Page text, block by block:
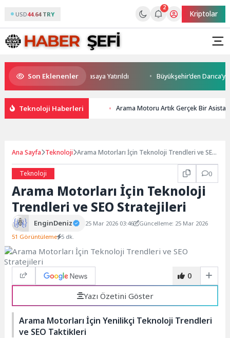
USD44.64 TRY
2
Kriptolar
Son Eklenenler
ve Yatırım Potansiyeli Masaya Yatırıldı Büyükşehir’den Darıca’ya
Teknoloji Haberleri Arama Motoru Artık Gerçek Bir
Ana Sayfa Teknoloji Arama Motorları İçin Teknoloji Trendleri ve SEO
Teknoloji
0
Arama Motorları İçin Teknoloji
Trendleri ve SEO Stratejileri
EnginDeniz 25 Mar 2026 03:46
Güncelleme: 25 Mar 2026
51 Görüntüleme 5 dk.
0
Yazı Özetini Göster
Arama Motorları İçin Yenilikçi Teknoloji Trendleri
ve SEO Taktikleri